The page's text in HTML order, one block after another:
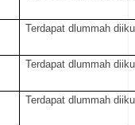
Terdapat dlummah
Terdapat dlummah
Terdapat dlummah